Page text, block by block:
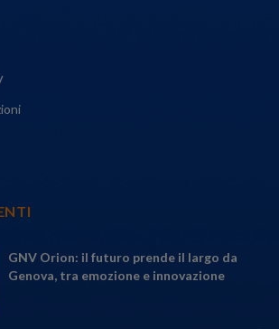
GNV Orion: il futuro prende il largo da
Genova, tra emozione e innovazione